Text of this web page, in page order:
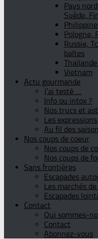
Pays
Suède,
Pologne,
Russie,
baltes
Vietnam
Actu gourmande
J’ai testé …
Info ou intox ?
Nos trucs et
Les
Au fil des
Nos coups de coeur
Nos coups de
Nos coups de
Sans frontières
Escapades
Les marchés
Escapades
Contact
Qui sommes-
Contact
Abonnez-vous